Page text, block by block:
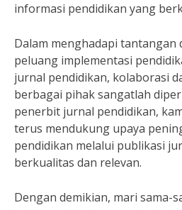
informasi pendidikan yang
Dalam menghadapi tantangan
peluang implementasi
jurnal pendidikan, kolaborasi
berbagai pihak sangatlah
penerbit jurnal pendidikan,
terus mendukung upaya
pendidikan melalui publikasi
berkualitas dan relevan.
Dengan demikian, mari sama-